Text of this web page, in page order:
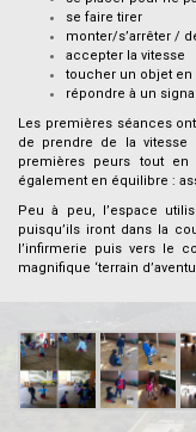
se faire tirer
monter/s’arrêter /
accepter la vitesse
toucher un objet en
répondre à un signal
Les premières séances
de prendre de la
premières peurs tout
également en équilibre :
Peu à peu, l’espace
puisqu’ils iront dans la
l’infirmerie puis vers le
magnifique ‘terrain